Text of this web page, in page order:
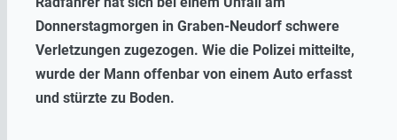
Donnerstagmorgen in Graben-Neudorf schwere
Verletzungen zugezogen. Wie die Polizei mitteilte,
wurde der Mann offenbar von einem Auto erfasst
und stürzte zu Boden.